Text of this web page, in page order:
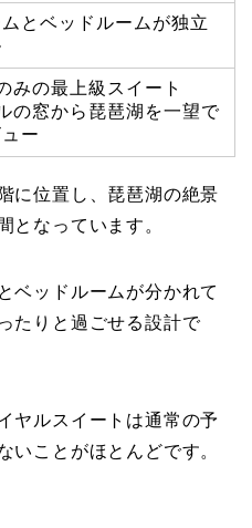
とベッドルームが独立
みの最上級スイート
の窓から琵琶湖を一望で
ー
に位置し、琵琶湖の絶景
となっています。
ベッドルームが分かれて
たりと過ごせる設計で
ヤルスイートは通常の予
いことがほとんどです。